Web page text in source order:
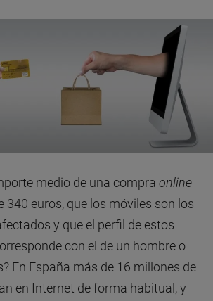
medio de una compra online
340 euros, que los móviles son los
y que el perfil de estos
con el de un hombre o
En España más de 16 millones de
en Internet de forma habitual, y